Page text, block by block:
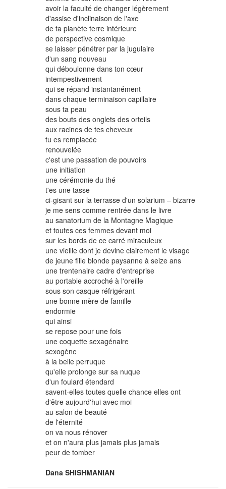
avoir la faculté de changer légèrement
d'assise d'inclinaison de l'axe
de ta planète terre intérieure
de perspective cosmique
se laisser pénétrer par la jugulaire
d'un sang nouveau
qui déboulonne dans ton cœur
intempestivement
qui se répand instantanément
dans chaque terminaison capillaire
sous ta peau
des bouts des onglets des orteils
aux racines de tes cheveux
tu es remplacée
renouvelée
c'est une passation de pouvoirs
une initiation
une cérémonie du thé
t'es une tasse
ci-gisant sur la terrasse d'un solarium – bizarre
je me sens comme rentrée dans le livre
au sanatorium de la Montagne Magique
et toutes ces femmes devant moi
sur les bords de ce carré miraculeux
une vieille dont je devine clairement le visage
de jeune fille blonde paysanne à seize ans
une trentenaire cadre d'entreprise
au portable accroché à l'oreille
sous son casque réfrigérant
une bonne mère de famille
endormie
qui ainsi
se repose pour une fois
une coquette sexagénaire
sexogène
à la belle perruque
qu'elle prolonge sur sa nuque
d'un foulard étendard
savent-elles toutes quelle chance elles ont
d'être aujourd'hui avec moi
au salon de beauté
de l'éternité
on va nous rénover
et on n'aura plus jamais plus jamais
peur de tomber
Dana SHISHMANIAN